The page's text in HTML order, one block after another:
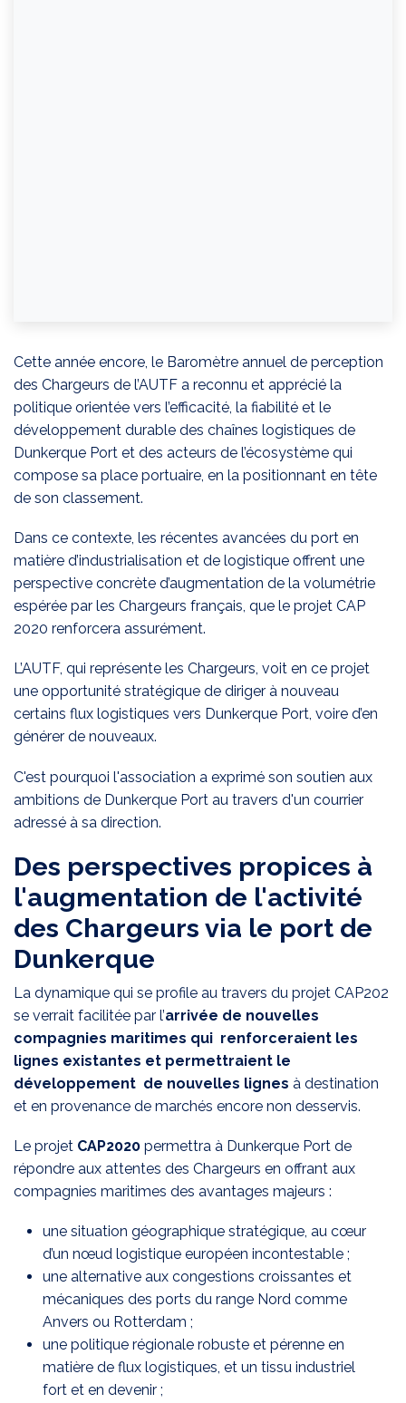
Cette année encore, le Baromètre annuel de perception
des Chargeurs de l’AUTF a reconnu et apprécié la
politique orientée vers l’efficacité, la fiabilité et le
développement durable des chaînes logistiques de
Dunkerque Port et des acteurs de l’écosystème qui
compose sa place portuaire, en la positionnant en tête
de son classement.
Dans ce contexte, les récentes avancées du port en
matière d’industrialisation et de logistique offrent une
perspective concrète d’augmentation de la volumétrie
espérée par les Chargeurs français, que le projet CAP
2020 renforcera assurément.
L’AUTF, qui représente les Chargeurs, voit en ce projet
une opportunité stratégique de diriger à nouveau
certains flux logistiques vers Dunkerque Port, voire d’en
générer de nouveaux.
C'est pourquoi l'association a exprimé son soutien aux
ambitions de Dunkerque Port au travers d'un courrier
adressé à sa direction.
Des perspectives propices à
l'augmentation de l'activité
des Chargeurs via le port de
Dunkerque
La dynamique qui se profile au travers du projet CAP202
se verrait facilitée par l’arrivée de nouvelles
compagnies maritimes qui renforceraient les
lignes existantes et permettraient le
développement de nouvelles lignes à destination
et en provenance de marchés encore non desservis.
Le projet CAP2020 permettra à Dunkerque Port de
répondre aux attentes des Chargeurs en offrant aux
compagnies maritimes des avantages majeurs :
une situation géographique stratégique, au cœur
d’un nœud logistique européen incontestable ;
une alternative aux congestions croissantes et
mécaniques des ports du range Nord comme
Anvers ou Rotterdam ;
une politique régionale robuste et pérenne en
matière de flux logistiques, et un tissu industriel
fort et en devenir ;